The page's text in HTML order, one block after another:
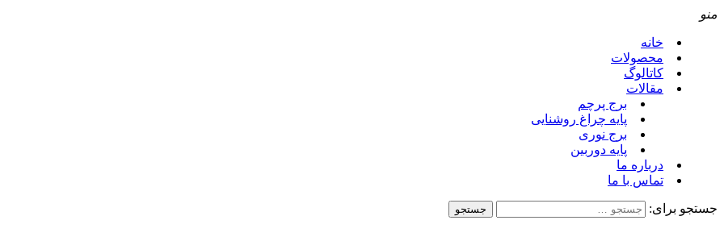
منو
خانه
محصولات
کاتالوگ
مقالات
برج پرچم
پایه چراغ روشنایی
برج نوری
پایه دوربین
درباره ما
تماس با ما
جستجو برای: